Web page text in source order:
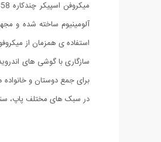
آلومینیوم ساخته شده و
برای جمع دوستان و
در سبک های مختلف پاپ،